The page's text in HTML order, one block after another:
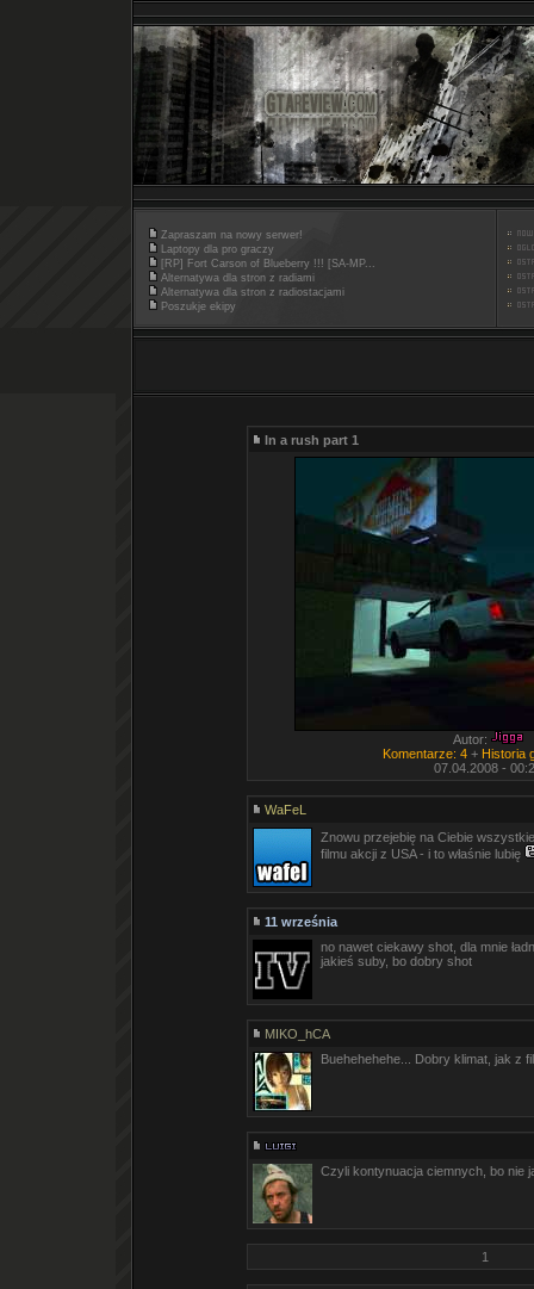
Zapraszam na nowy serwer!
Laptopy dla pro graczy
[RP] Fort Carson of Blueberry !!! [SA-MP...
Alternatywa dla stron z radiami
Alternatywa dla stron z radiostacjami
Poszukje ekipy
In a rush part 1
Autor:
Komentarze: 4 + Historia
07.04.2008 -
WaFeL
Znowu przejebię na Ciebie
filmu akcji z USA - i to właśnie lubię
11 września
no nawet ciekawy shot, dla mnie
jakieś suby, bo dobry shot
MIKO_hCA
Buehehehehe... Dobry klimat, jak z
Czyli kontynuacja ciemnych, bo nie
1